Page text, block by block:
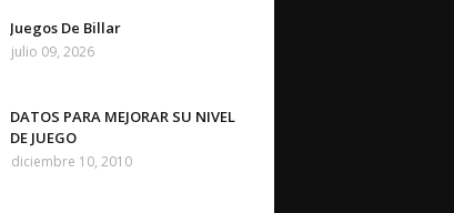
Juegos De Billar
julio 09, 2026
DATOS PARA MEJORAR SU NIVEL
DE JUEGO
diciembre 10, 2010